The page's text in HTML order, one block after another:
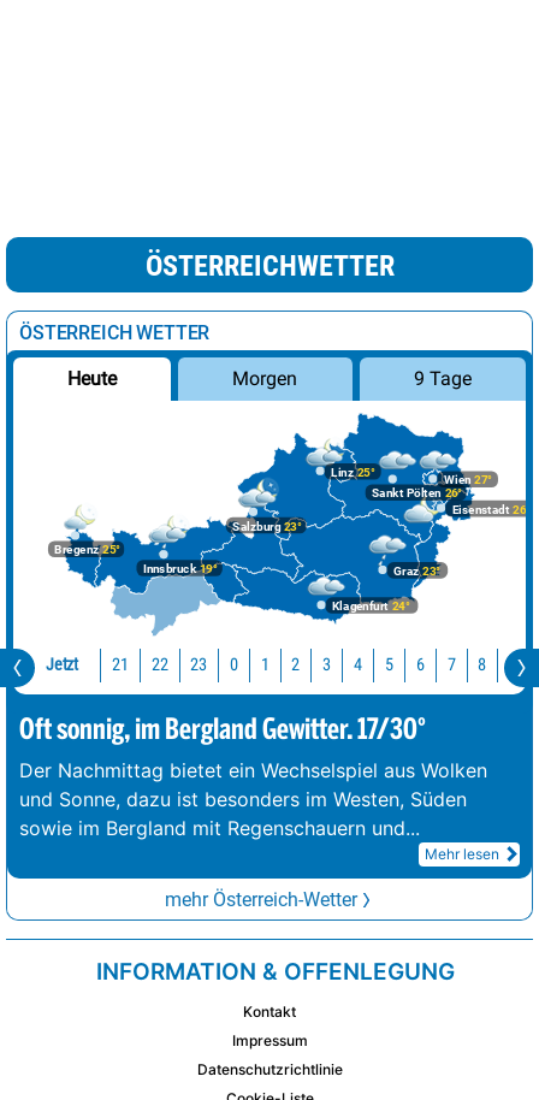
ÖSTERREICHWETTER
ÖSTERREICH WETTER
Heute Morgen 9 Tage
Bregenz25°
Graz23°
Innsbruck19°
Klagenfurt 24°
Linz25°
Salzburg23°
Wien 27°
Eisenstadt 26°
Sankt Pölten 26°
Jetzt 21 22 23 0 1 2 3 4 5 6 7 8
Oft sonnig, im Bergland Gewitter. 17/30°
Der Nachmittag bietet ein Wechselspiel aus Wolken
und Sonne, dazu ist besonders im Westen, Süden
sowie im Bergland mit Regenschauern und...
Mehr lesen
mehr Österreich-Wetter
INFORMATION & OFFENLEGUNG
Kontakt
Impressum
Datenschutzrichtlinie